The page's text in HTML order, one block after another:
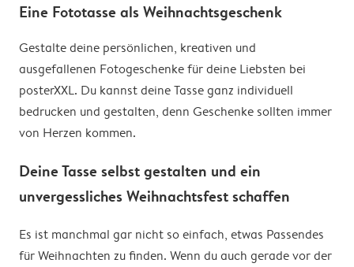
Eine Fototasse als Weihnachtsgeschenk
Gestalte deine persönlichen, kreativen und
ausgefallenen Fotogeschenke für deine Liebsten bei
posterXXL. Du kannst deine Tasse ganz individuell
bedrucken und gestalten, denn Geschenke sollten immer
von Herzen kommen.
Deine Tasse selbst gestalten und ein
unvergessliches Weihnachtsfest schaffen
Es ist manchmal gar nicht so einfach, etwas Passendes
für Weihnachten zu finden. Wenn du auch gerade vor der